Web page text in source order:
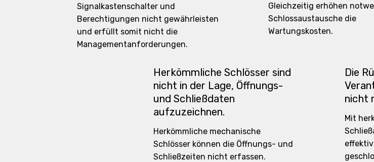
Signalkastenschalter und
Berechtigungen nicht gewährleisten
und erfüllt somit nicht die
Managementanforderungen.
Gleichzeitig erhöhen
Schlossaustausche die
Wartungskosten.
Herkömmliche Schlösser sind
nicht in der Lage, Öffnungs-
und Schließdaten
aufzuzeichnen.
Herkömmliche mechanische
Schlösser können die Öffnungs- und
Schließzeiten nicht erfassen.
Die
nicht
Mit